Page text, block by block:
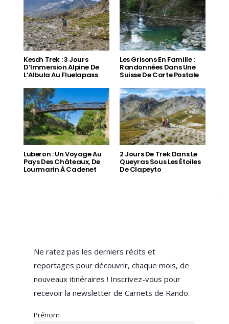
Kesch Trek : 3 Jours
D’Immersion Alpine De
L’Albula Au Fluelapass
Les Grisons En Famille :
Randonnées Dans Une
Suisse De Carte Postale
Luberon : Un Voyage Au
Pays Des Châteaux, De
Lourmarin À Cadenet
2 Jours De Trek Dans Le
Queyras Sous Les Étoiles
De Clapeyto
Ne ratez pas les derniers récits et
reportages pour découvrir, chaque mois, de
nouveaux itinéraires ! Inscrivez-vous pour
recevoir la newsletter de Carnets de Rando.
Prénom